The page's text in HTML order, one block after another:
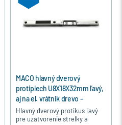
MACO hlavný dverový
protiplech U8X18X32mm ľavý,
aj na el. vrátnik drevo -
Strieborná, left
Hlavný dverový protikus ľavý
pre uzatvorenie strelky a